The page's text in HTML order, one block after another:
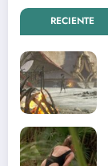
RECIENTE